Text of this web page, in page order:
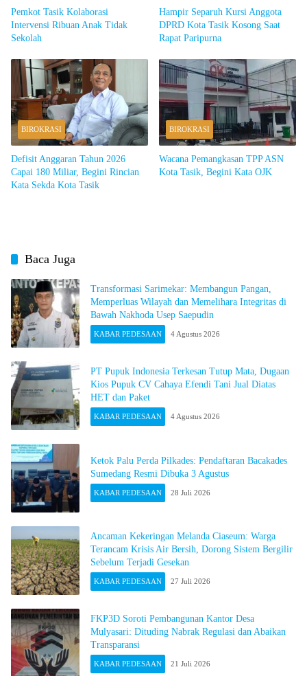
Pemkot Tasik Kolaborasi
Intervensi Ribuan Anak Tidak
Sekolah
Hampir Separuh Kursi Anggota
DPRD Kota Tasik Kosong Saat
Rapat Paripurna
BIROKRASI
Defisit Anggaran Tahun 2026
Capai 180 Miliar, Begini Rincian
Kata Sekda Kota Tasik
BIROKRASI
Wacana Pemangkasan TPP ASN
Kota Tasik, Begini Kata OJK
Baca Juga
Transformasi Sarimekar: Membangun Pangan,
Memperluas Wilayah dan Memelihara Integritas di
Bawah Nakhoda Usep Saepudin
KABAR PEDESAAN 4 Agustus 2026
PT Pupuk Indonesia Terkesan Tutup Mata, Dugaan
Kios Pupuk CV Cahaya Efendi Tani Jual Diatas
HET dan Paket
KABAR PEDESAAN 4 Agustus 2026
Ketok Palu Perda Pilkades: Pendaftaran Bacakades
Sumedang Resmi Dibuka 3 Agustus
KABAR PEDESAAN 28 Juli 2026
Ancaman Kekeringan Melanda Ciaseum: Warga
Terancam Krisis Air Bersih, Dorong Sistem Bergilir
Sebelum Terjadi Gesekan
KABAR PEDESAAN 27 Juli 2026
FKP3D Soroti Pembangunan Kantor Desa
Mulyasari: Dituding Nabrak Regulasi dan Abaikan
Transparansi
KABAR PEDESAAN 21 Juli 2026